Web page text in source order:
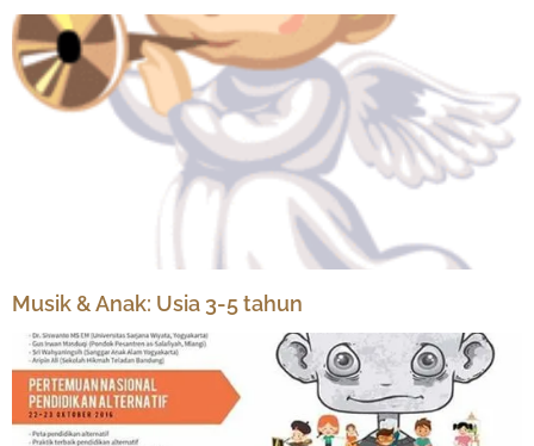
Musik & Anak: Usia 3-5 tahun